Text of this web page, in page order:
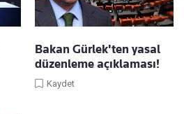
Bakan Gürlek'ten yasal
düzenleme açıklaması!
Kaydet